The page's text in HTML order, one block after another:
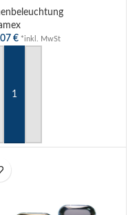
Ø 63mm, 20mm
€ *inkl. MwSt